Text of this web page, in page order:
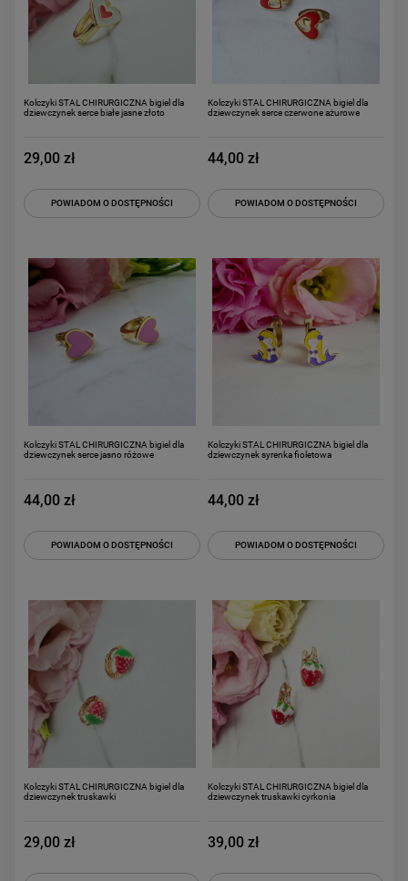
Kolczyki STAL CHIRURGICZNA bigiel dla
dziewczynek serce białe jasne złoto
29,00 zł
POWIADOM O DOSTĘPNOŚCI
Kolczyki STAL CHIRURGICZNA bigiel dla
dziewczynek serce czerwone ażurowe
44,00 zł
POWIADOM O DOSTĘPNOŚCI
Kolczyki STAL CHIRURGICZNA bigiel dla
dziewczynek serce jasno różowe
44,00 zł
POWIADOM O DOSTĘPNOŚCI
Kolczyki STAL CHIRURGICZNA bigiel dla
dziewczynek syrenka fioletowa
44,00 zł
POWIADOM O DOSTĘPNOŚCI
Kolczyki STAL CHIRURGICZNA bigiel dla
dziewczynek truskawki
29,00 zł
Kolczyki STAL CHIRURGICZNA bigiel dla
dziewczynek truskawki cyrkonia
39,00 zł